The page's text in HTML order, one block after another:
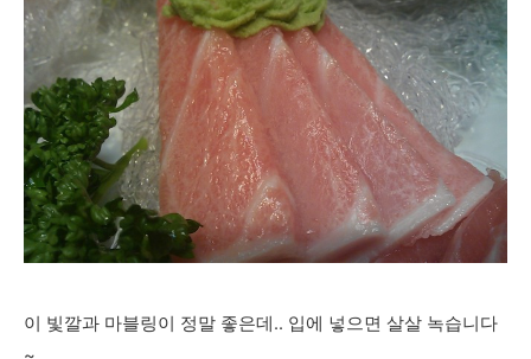
이 빛깔과 마블링이 정말 좋은데.. 입에 넣으면 살살 녹습니다